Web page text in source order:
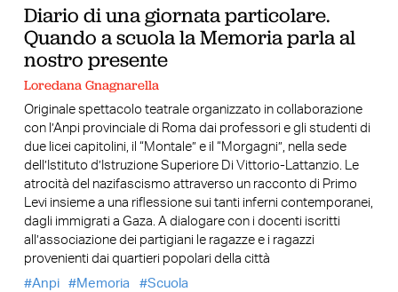
Diario di una giornata particolare.
Quando a scuola la Memoria parla al
nostro presente
Loredana Gnagnarella
Originale spettacolo teatrale organizzato in collaborazione
con l’Anpi provinciale di Roma dai professori e gli studenti di
due licei capitolini, il “Montale” e il “Morgagni”, nella sede
dell’Istituto d’Istruzione Superiore Di Vittorio-Lattanzio. Le
atrocità del nazifascismo attraverso un racconto di Primo
Levi insieme a una riflessione sui tanti inferni contemporanei,
dagli immigrati a Gaza. A dialogare con i docenti iscritti
all’associazione dei partigiani le ragazze e i ragazzi
provenienti dai quartieri popolari della città
Anpi
Memoria Scuola